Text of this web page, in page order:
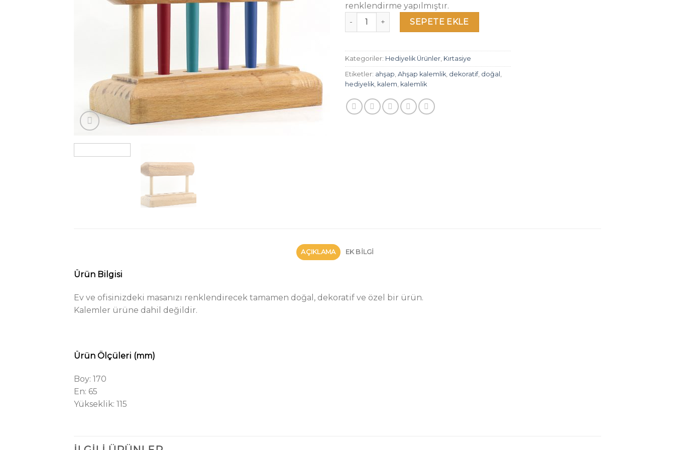
renklendirme yapılmıştır.
Ahşap Kalemlik (4'lü) adetSEPETE EKLE
Kategoriler: Hediyelik Ürünler Kırtasiye
Etiketler: ahşap Ahşap kalemlik dekoratif, doğal
hediyelik kalem kalemlik
AÇIKLAMA EK BILGI
Ürün Bilgisi
Ev ve ofisinizdeki masanızı renklendirecek tamamen doğal, dekoratif ve özel bir ürün.
Kalemler ürüne dahil değildir.
Ürün Ölçüleri (mm)
Boy: 170
En: 65
Yükseklik: 115